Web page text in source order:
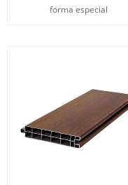
forma especial